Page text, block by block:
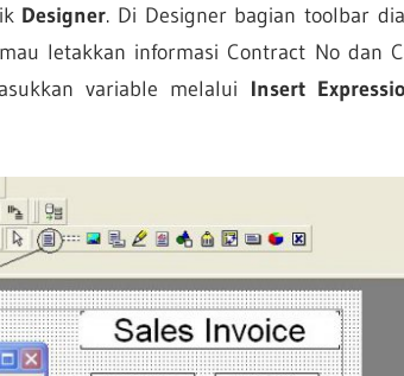
Designer. Di Designer bagian toolbar
letakkan informasi Contract No dan
variable melalui Insert